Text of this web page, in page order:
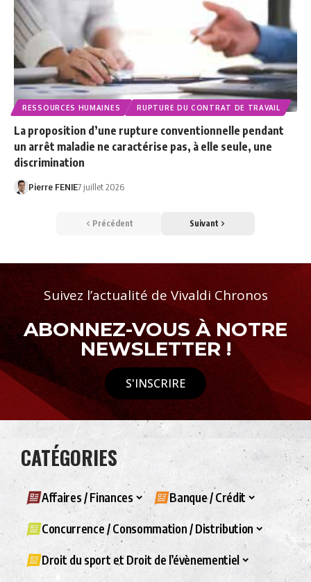
RESSOURCES HUMAINES RUPTURE DU CONTRAT DE TRAVAIL
La proposition d’une rupture conventionnelle pendant
un arrêt maladie ne caractérise pas, à elle seule, une
discrimination
Pierre FENIE7 juillet 2026
Précédent Suivant
Suivez l’actualité de Vivaldi Chronos
ABONNEZ-VOUS À NOTRE
NEWSLETTER !
S'INSCRIRE
CATÉGORIES
Affaires / Finances Banque / Crédit
Concurrence / Consommation / Distribution
Droit du sport et Droit de l’évènementiel